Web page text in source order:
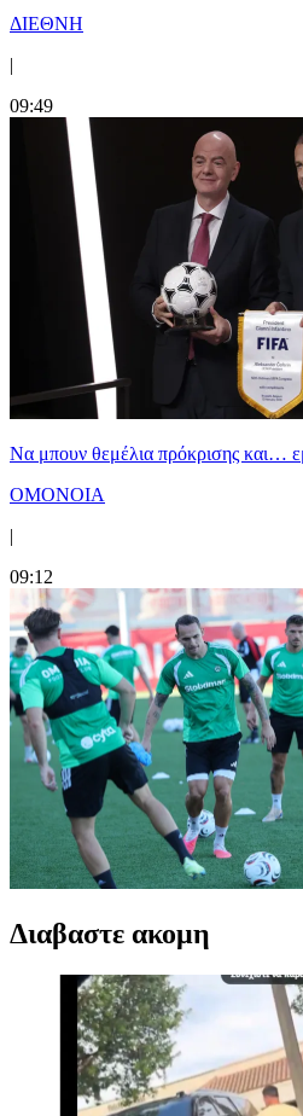
ΔΙΕΘΝΗ
|
09:49
Να μπουν θεμέλια πρόκρισης και…
ΟΜΟΝΟΙΑ
|
09:12
Διαβαστε ακομη